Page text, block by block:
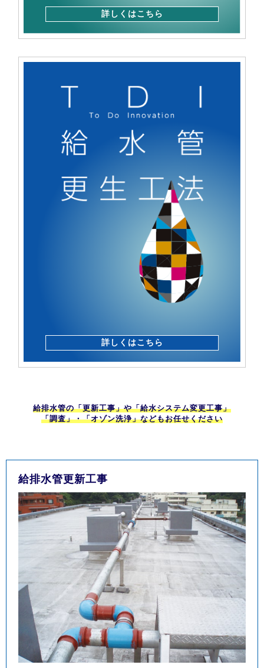
詳しくはこちら
詳しくはこちら
給排水管の「更新工事」や「給水システム変更工事」
「調査」・「オゾン洗浄」などもお任せください
給排水管更新工事